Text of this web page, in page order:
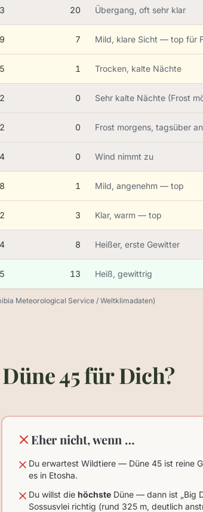
20 Übergang, oft sehr klar
7 Mild, klare Sicht — top für
1 Trocken, kalte Nächte
0 Sehr kalte Nächte (Frost
0 Frost morgens, tagsüber
0 Wind nimmt zu
1 Mild, angenehm — top
3 Klar, warm — top
8 Heißer, erste Gewitter
13 Heiß, gewittrig
Meteorological Service / Weltklimadaten)
45 für Dich?
Eher nicht, wenn …
Du erwartest Wildtiere — Düne 45 ist reine
es in Etosha.
Du willst die höchste Düne — dann ist „Big
Sossusvlei richtig (rund 325 m, deutlich